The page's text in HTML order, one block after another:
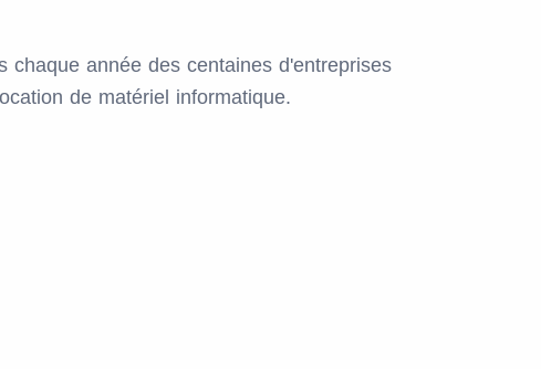
chaque année des centaines d'entreprises
de matériel informatique.